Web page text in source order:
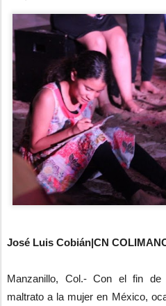
José Luis Cobián|CN
Manzanillo, Col.- Con el fin
maltrato a la mujer en México,